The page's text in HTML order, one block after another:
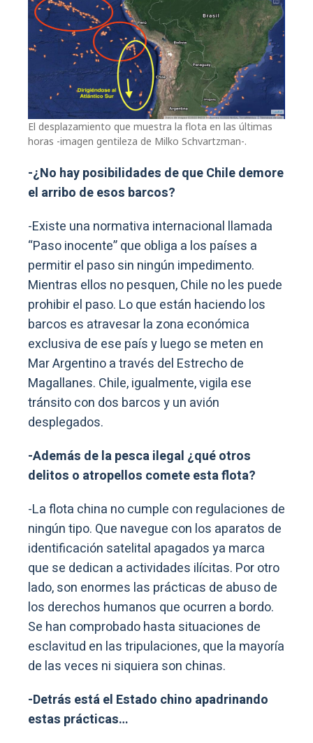
El desplazamiento que muestra la flota en las últimas
horas -imagen gentileza de Milko Schvartzman-.
-¿No hay posibilidades de que Chile demore
el arribo de esos barcos?
-Existe una normativa internacional llamada
“Paso inocente” que obliga a los países a
permitir el paso sin ningún impedimento.
Mientras ellos no pesquen, Chile no les puede
prohibir el paso. Lo que están haciendo los
barcos es atravesar la zona económica
exclusiva de ese país y luego se meten en
Mar Argentino a través del Estrecho de
Magallanes. Chile, igualmente, vigila ese
tránsito con dos barcos y un avión
desplegados.
-Además de la pesca ilegal ¿qué otros
delitos o atropellos comete esta flota?
-La flota china no cumple con regulaciones de
ningún tipo. Que navegue con los aparatos de
identificación satelital apagados ya marca
que se dedican a actividades ilícitas. Por otro
lado, son enormes las prácticas de abuso de
los derechos humanos que ocurren a bordo.
Se han comprobado hasta situaciones de
esclavitud en las tripulaciones, que la mayoría
de las veces ni siquiera son chinas.
-Detrás está el Estado chino apadrinando
estas prácticas…